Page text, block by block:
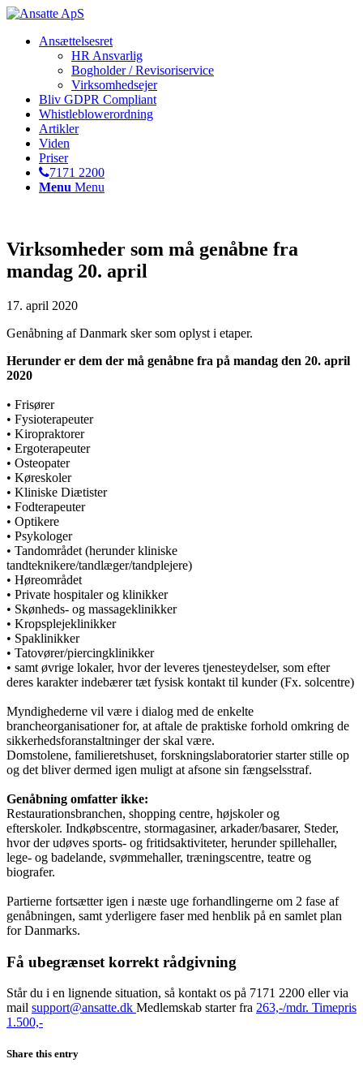
Ansættelsesret
HR Ansvarlig
Bogholder / Revisoriservice
Virksomhedsejer
Bliv GDPR Compliant
Whistleblowerordning
Artikler
Viden
Priser
7171 2200
Menu Menu
Virksomheder som må genåbne fra
mandag 20. april
17. april 2020
Genåbning af Danmark sker som oplyst i etaper.
Herunder er dem der må genåbne fra på mandag den 20. april
2020
• Frisører
• Fysioterapeuter
• Kiropraktorer
• Ergoterapeuter
• Osteopater
• Køreskoler
• Kliniske Diætister
• Fodterapeuter
• Optikere
• Psykologer
• Tandområdet (herunder kliniske
tandteknikere/tandlæger/tandplejere)
• Høreområdet
• Private hospitaler og klinikker
• Skønheds- og massageklinikker
• Kropsplejeklinikker
• Spaklinikker
• Tatovører/piercingklinikker
• samt øvrige lokaler, hvor der leveres tjenesteydelser, som efter
deres karakter indebærer tæt fysisk kontakt til kunder (Fx. solcentre)
Myndighederne vil være i dialog med de enkelte
brancheorganisationer for, at aftale de praktiske forhold omkring de
sikkerhedsforanstaltninger der skal være.
Domstolene, familieretshuset, forskningslaboratorier starter stille op
og det bliver dermed igen muligt at afsone sin fængselsstraf.
Genåbning omfatter ikke:
Restaurationsbranchen, shopping centre, højskoler og
efterskoler. Indkøbscentre, stormagasiner, arkader/basarer, Steder,
hvor der udøves sports- og fritidsaktiviteter, herunder spillehaller,
lege- og badelande, svømmehaller, træningscentre, teatre og
biografer.
Partierne fortsætter igen i næste uge forhandlingerne om 2 fase af
genåbningen, samt yderligere faser med henblik på en samlet plan
for Danmarks.
Få ubegrænset korrekt rådgivning
Står du i en lignende situation, så kontakt os på 7171 2200 eller via
mail support@ansatte.dk Medlemskab starter fra 263,-/mdr. Timepris
1.500,-
Share this entry